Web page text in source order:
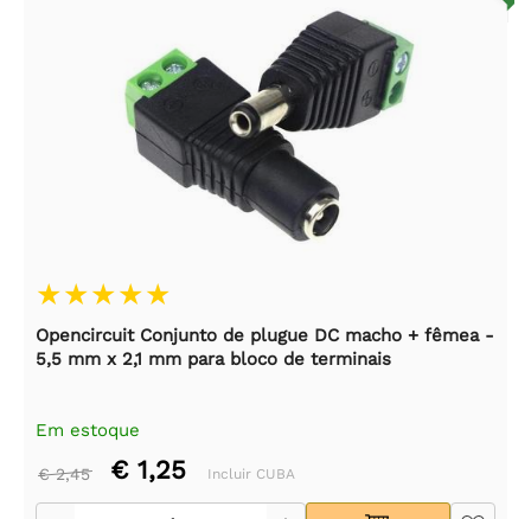
Opencircuit Conjunto de plugue DC macho + fêmea -
5,5 mm x 2,1 mm para bloco de terminais
Em estoque
€ 2,45 € 1,25 Incluir CUBA